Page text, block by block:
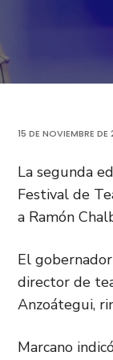
15 DE NOVIEMBRE DE
La segunda
Festival de
a Ramón
El
director de
Anzoátegui,
Marcano